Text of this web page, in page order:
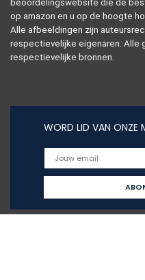
beoordelingswebsite die de
op amazon en u op de hoogte
Alle afbeeldingen zijn
respectievelijke eigenaren. Alle
respectievelijke bronnen.
WORD LID VAN ONZE